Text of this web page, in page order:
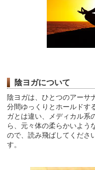
陰ヨガについて
陰ヨガは、ひとつのアーサ
分間ゆっくりとホールドす
ガとは違い、メディカル系
ら、元々体の柔らかいよう
ので、読み飛ばしてくださ
す。